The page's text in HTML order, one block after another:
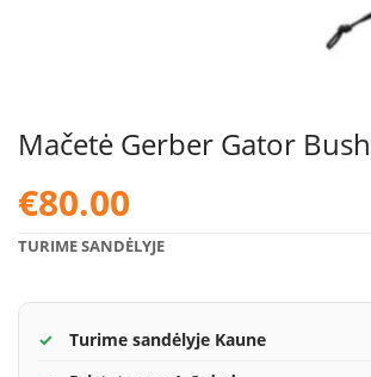
Mačetė Gerber Gator Bush
€80.00
TURIME SANDĖLYJE
Turime sandėlyje Kaune